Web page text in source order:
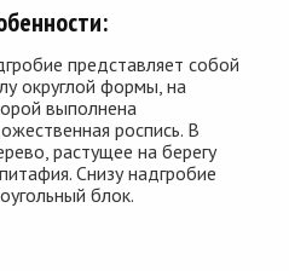
представляет собой
округлой формы, на
выполнена
роспись. В
растущее на берегу
Снизу надгробие
блок.